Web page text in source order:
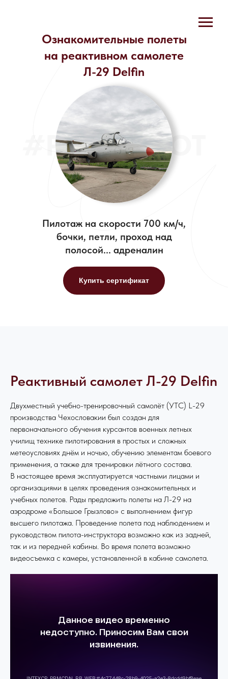
#POLETPILOT
Ознакомительные полеты
на реактивном самолете
Л-29 Delfin
Пилотаж на скорости 700 км/ч,
бочки, петли, проход над
полосой... адреналин
Купить сертификат
Реактивный самолет Л-29 Delfin
Двухместный учебно-тренировочный самолёт (УТС) L-29
производства Чехословакии был создан для
первоначального обучения курсантов военных летных
училищ технике пилотирования в простых и сложных
метеоусловиях днём и ночью, обучению элементам боевого
применения, а также для тренировки лётного состава.
В настоящее время эксплуатируется частными лицами и
организациями в целях проведения ознакомительных и
учебных полетов. Рады предложить полеты на Л-29 на
аэродроме «Большое Грызлово» с выполнением фигур
высшего пилотажа. Проведение полета под наблюдением и
руководством пилота-инструктора возможно как из задней,
так и из передней кабины. Во время полета возможно
видеосъемка с камеры, установленной в кабине самолета.